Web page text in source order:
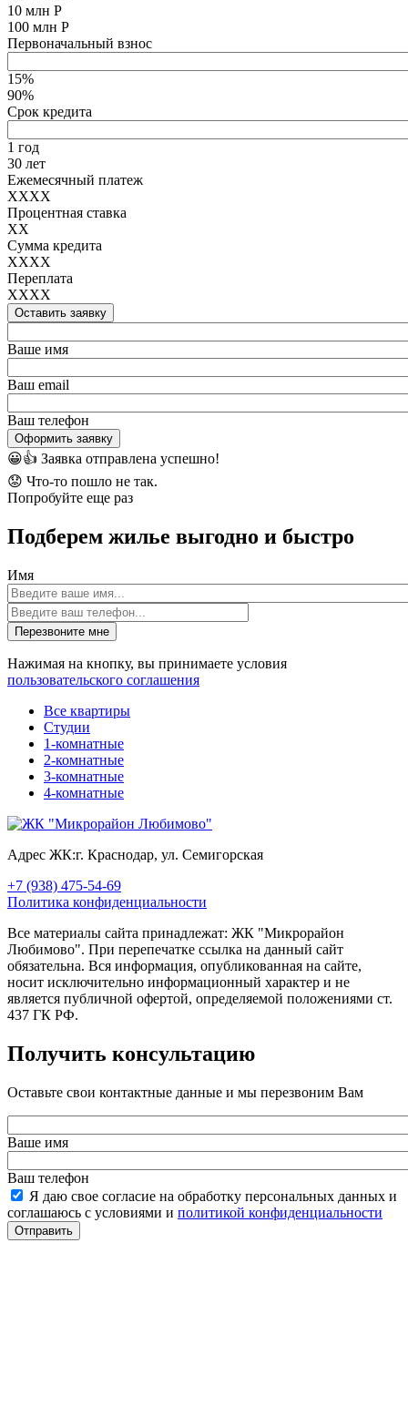
10 млн Р
100 млн Р
Первоначальный взнос
15%
90%
Срок кредита
1 год
30 лет
Ежемесячный платеж
XXXX
Процентная ставка
XX
Сумма кредита
XXXX
Переплата
XXXX
Оставить заявку
Ваше имя
Ваш email
Ваш телефон
Оформить заявку
😀👍 Заявка отправлена успешно!
😟 Что-то пошло не так.
Попробуйте еще раз
Подберем жилье выгодно и быстро
Имя
Перезвоните мне
Нажимая на кнопку, вы принимаете условия
пользовательского соглашения
Все квартиры
Студии
1-комнатные
2-комнатные
3-комнатные
4-комнатные
Адрес ЖК:г. Краснодар, ул. Семигорская
+7 (938) 475-54-69
Политика конфиденциальности
Все материалы сайта принадлежат: ЖК "Микрорайон
Любимово". При перепечатке ссылка на данный сайт
обязательна. Вся информация, опубликованная на сайте,
носит исключительно информационный характер и не
является публичной офертой, определяемой положениями ст.
437 ГК РФ.
Получить консультацию
Оставьте свои контактные данные и мы перезвоним Вам
Ваше имя
Ваш телефон
Я даю свое согласие на обработку персональных данных и
соглашаюсь с условиями и политикой конфиденциальности
Отправить